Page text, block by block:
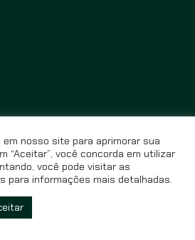
created and developed by
nosso site para aprimorar sua
“Aceitar”, você concorda em utilizar
você pode visitar as
para informações mais detalhadas.